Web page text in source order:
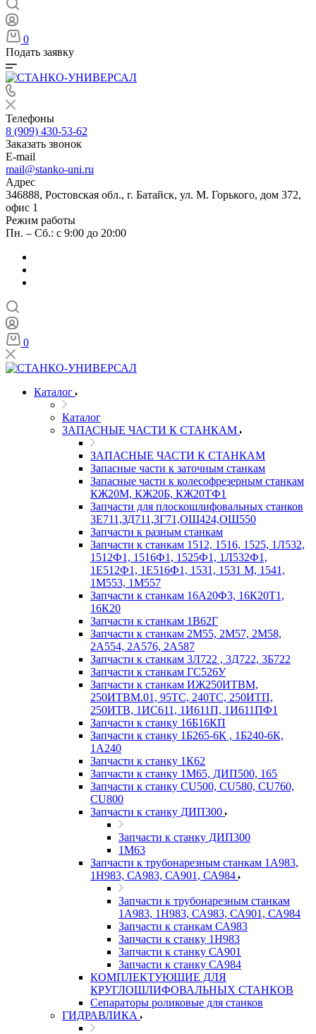
0
Подать заявку
Телефоны
8 (909) 430-53-62
Заказать звонок
E-mail
mail@stanko-uni.ru
Адрес
346888, Ростовская обл., г. Батайск, ул. М. Горького, дом 372,
офис 1
Режим работы
Пн. – Сб.: с 9:00 до 20:00
0
Каталог
Каталог
ЗАПАСНЫЕ ЧАСТИ К СТАНКАМ
ЗАПАСНЫЕ ЧАСТИ К СТАНКАМ
Запасные части к заточным станкам
Запасные части к колесофрезерным станкам
КЖ20М, КЖ20Б, КЖ20ТФ1
Запчасти для плоскошлифовальных станков
3Е711,ЗД711,3Г71,ОШ424,ОШ550
Запчасти к разным станкам
Запчасти к станкам 1512, 1516, 1525, 1Л532,
1512Ф1, 1516Ф1, 1525Ф1, 1Л532Ф1,
1Е512Ф1, 1Е516Ф1, 1531, 1531 М, 1541,
1М553, 1М557
Запчасти к станкам 16А20Ф3, 16К20Т1,
16К20
Запчасти к станкам 1В62Г
Запчасти к станкам 2М55, 2М57, 2М58,
2А554, 2А576, 2А587
Запчасти к станкам 3Л722 , 3Д722, 3Б722
Запчасти к станкам ГС526У
Запчасти к станкам ИЖ250ИТВМ,
250ИТВМ.01, 95ТС, 240ТС, 250ИТП,
250ИТВ, 1ИС611, 1И611П, 1И611ПФ1
Запчасти к станку 16Б16КП
Запчасти к станку 1Б265-6К , 1Б240-6К,
1А240
Запчасти к станку 1К62
Запчасти к станку 1М65, ДИП500, 165
Запчасти к станку CU500, CU580, CU760,
CU800
Запчасти к станку ДИП300
Запчасти к станку ДИП300
1М63
Запчасти к трубонарезным станкам 1А983,
1Н983, СА983, СА901, СА984
Запчасти к трубонарезным станкам
1А983, 1Н983, СА983, СА901, СА984
Запчасти к станкам СА983
Запчасти к станку 1Н983
Запчасти к станку СА901
Запчасти к станку СА984
КОМПЛЕКТУЮЩИЕ ДЛЯ
КРУГЛОШЛИФОВАЛЬНЫХ СТАНКОВ
Сепараторы роликовые для станков
ГИДРАВЛИКА